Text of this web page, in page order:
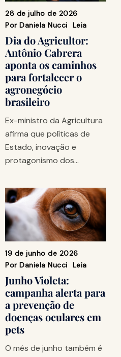
28 de julho de 2026
Por Daniela Nucci Leia
Dia do Agricultor:
Antônio Cabrera
aponta os caminhos
para fortalecer o
agronegócio
brasileiro
Ex-ministro da Agricultura
afirma que políticas de
Estado, inovação e
protagonismo dos…
19 de junho de 2026
Por Daniela Nucci Leia
Junho Violeta:
campanha alerta para
a prevenção de
doenças oculares em
pets
O mês de junho também é